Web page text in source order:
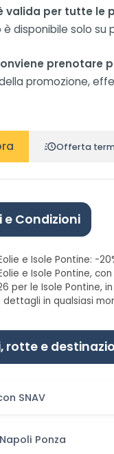
valida per tutte le
è disponibile solo
prenotare
promozione,
Offerta
e Condizioni
e Isole Pontine: -
e Isole Pontine,
per le Isole Pontine,
in qualsiasi
rotte e
SNAV
Ponza